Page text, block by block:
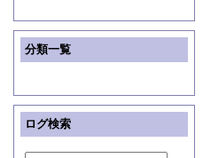
分類一覧
ログ検索